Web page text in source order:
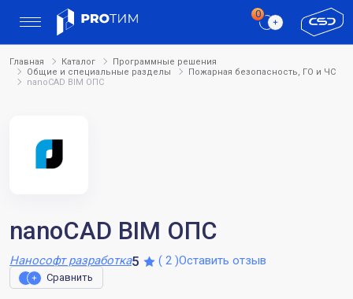
Главная Каталог
Программные решения
Общие и специальные разделы
Пожарная безопасность, ГО и ЧС
nanoCAD BIM ОПС
nanoCAD BIM ОПС
Нанософт разработкаРейтинг:
5 Количество отзывов:
( 2 )Оставить отзыв
Сравнить